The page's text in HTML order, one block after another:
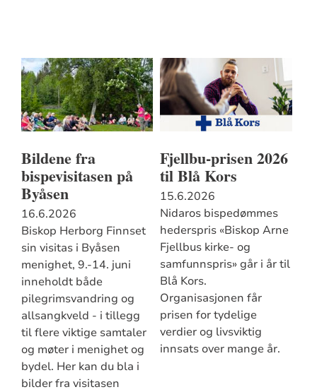
Bildene fra
bispevisitasen på
Byåsen
16.6.2026
Biskop Herborg Finnset
sin visitas i Byåsen
menighet, 9.-14. juni
inneholdt både
pilegrimsvandring og
allsangkveld - i tillegg
til flere viktige samtaler
og møter i menighet og
bydel. Her kan du bla i
bilder fra visitasen
Fjellbu-prisen 2026
til Blå Kors
15.6.2026
Nidaros bispedømmes
hederspris «Biskop Arne
Fjellbus kirke- og
samfunnspris» går i år til
Blå Kors.
Organisasjonen får
prisen for tydelige
verdier og livsviktig
innsats over mange år.